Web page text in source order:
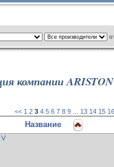
компании ARISTON
<< 1 2 3 4 5 6 7 8 9 13 14 15 16
Название
V